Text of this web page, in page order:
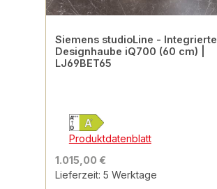
Siemens studioLine - Integrierte
Designhaube iQ700 (60 cm) |
LJ69BET65
Produktdatenblatt
1.015,00 €
Lieferzeit: 5 Werktage